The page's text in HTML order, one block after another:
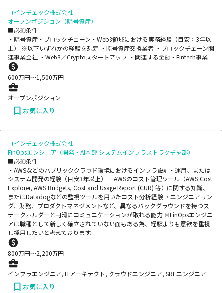
コインチェック株式会社
オープンポジション（暗号資産）
■必須条件
・暗号資産・ブロックチェーン・Web3領域における実務経験（目安：3年以
上） ※以下いずれかの経験を想定 ・暗号資産交換業者 ・ブロックチェーン関
連事業会社 ・Web3／Cryptoスタートアップ ・関連する金融・Fintech事業
600万円〜1,500万円
オープンポジション
お気に入り
コインチェック株式会社
FinOpsエンジニア（開発・AI本部 システムインフラストラクチャ部）
■必須条件
・AWSなどのパブリッククラウド環境におけるインフラ設計・運用、または
システム開発の経験（目安3年以上） ・AWSのコスト管理ツール（AWS Cost
Explorer, AWS Budgets, Cost and Usage Report (CUR) 等）に関する知識、
またはDatadogなどの監視ツールを用いたコスト分析経験 ・エンジニアリン
グ、財務、プロダクトマネジメントなど、異なるバックグラウンドを持つス
テークホルダーと円滑にコミュニケーションが取れる能力 ※FinOpsエンジニ
アは職種として新しく確立されていない面もある為、経験よりも意欲を重視
し採用したいと考えております。
800万円〜2,200万円
インフラエンジニア, ITアーキテクト, クラウドエンジニア, SREエンジニア
お気に入り